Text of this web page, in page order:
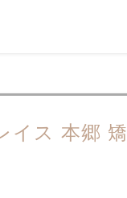
イス 本郷 矯